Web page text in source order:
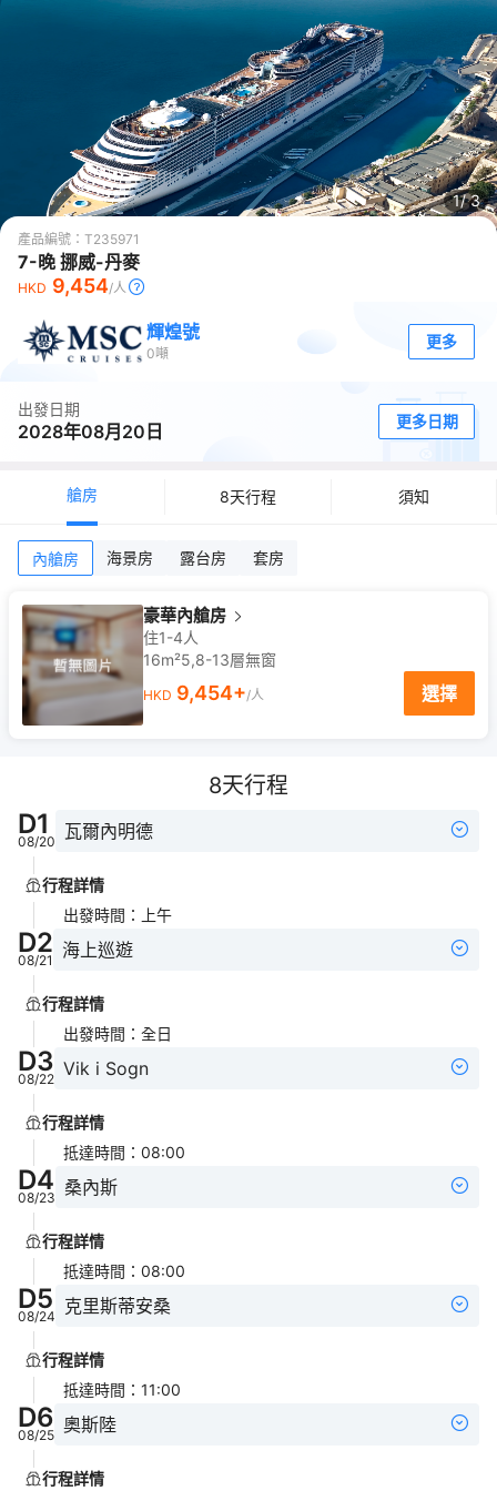
1/3
產品編號： T235971
7-晚 挪威-丹麥
HKD 9,454/人
輝煌號
0噸
更多
出發日期
2028年08月20日 更多日期
艙房 8天行程 須知
內艙房 海景房 露台房 套房
豪華內艙房
住1-4人
16m²5,8-13層無窗
HKD 9,454+/人 選擇
8天行程
D1
08/20 瓦爾內明德
行程詳情
出發時間 ： 上午
D2
08/21 海上巡遊
行程詳情
出發時間 ： 全日
D3
08/22 Vik i Sogn
行程詳情
抵達時間 ： 08:00
D4
08/23 桑內斯
行程詳情
抵達時間 ： 08:00
D5
08/24 克里斯蒂安桑
行程詳情
抵達時間 ： 11:00
D6
08/25 奧斯陸
行程詳情